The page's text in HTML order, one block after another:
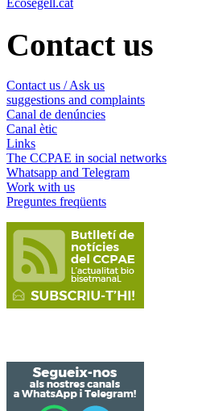
Ecosegell.cat
Contact us
Contact us / Ask us
suggestions and complaints
Canal de denúncies
Canal ètic
Links
The CCPAE in social networks
Whatsapp and Telegram
Work with us
Preguntes freqüents